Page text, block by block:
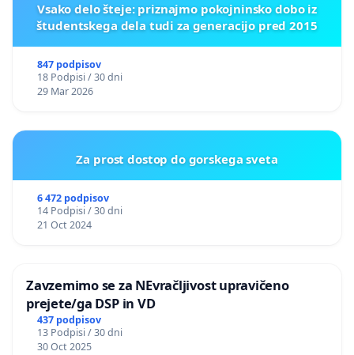
Vsako delo šteje: priznajmo pokojninsko dobo iz
študentskega dela tudi za generacijo pred 2015
847 podpisov
18 Podpisi / 30 dni
29 Mar 2026
Za prost dostop do gorskega sveta
6 472 podpisov
14 Podpisi / 30 dni
21 Oct 2024
Zavzemimo se za NEvračljivost upravičeno
prejete/ga DSP in VD
437 podpisov
13 Podpisi / 30 dni
30 Oct 2025